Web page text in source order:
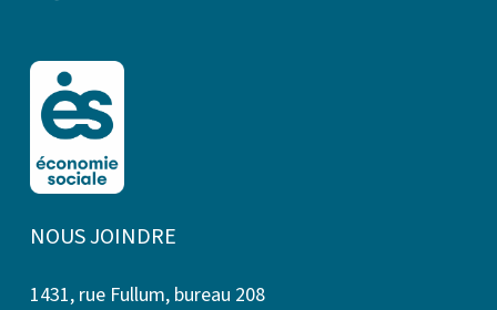
NOUS JOINDRE
1431, rue Fullum, bureau 208